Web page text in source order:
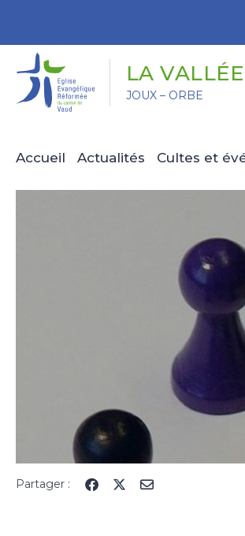
LA VALLÉE
JOUX – ORBE
Accueil Actualités Cultes et
Partager :